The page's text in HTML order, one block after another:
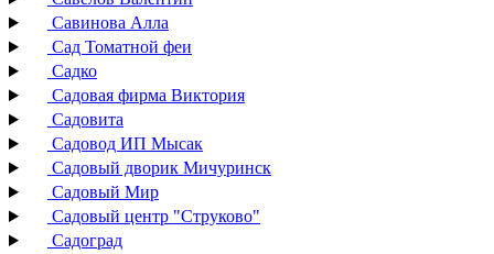
Савинова Алла
Сад Томатной феи
Садко
Садовая фирма Виктория
Садовита
Садовод ИП Мысак
Садовый дворик Мичуринск
Садовый Мир
Садовый центр "Струково"
Садоград